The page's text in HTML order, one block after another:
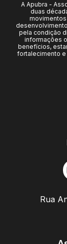
A Apubra -
duas
pela condição
informações
benefícios,
fortalecimento
Rua